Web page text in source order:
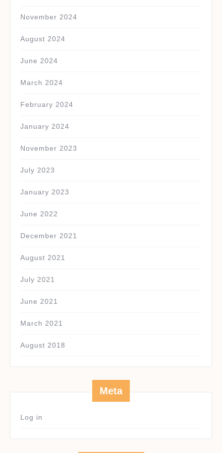
November 2024
August 2024
June 2024
March 2024
February 2024
January 2024
November 2023
July 2023
January 2023
June 2022
December 2021
August 2021
July 2021
June 2021
March 2021
August 2018
Meta
Log in